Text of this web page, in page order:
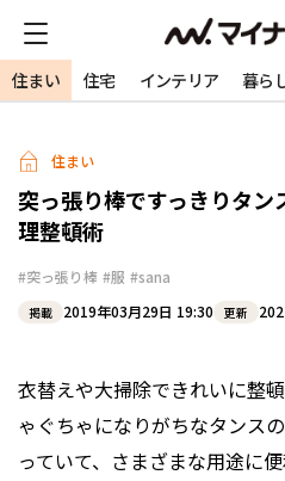
住まい 住宅 インテリア 暮ら
住まい
突っ張り棒ですっきりタ
理整頓術
#突っ張り棒 #服 #sana
掲載 2019年03月29日 19:30 更新
衣替えや大掃除できれいに整
ゃぐちゃになりがちなタンス
っていて、さまざまな用途に